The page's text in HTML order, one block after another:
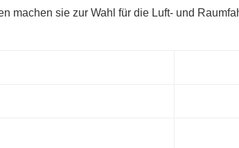
machen sie zur Wahl für die Luft- und